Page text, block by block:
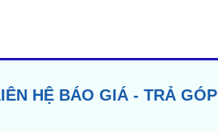
HỆ BÁO GIÁ - TRẢ GÓP